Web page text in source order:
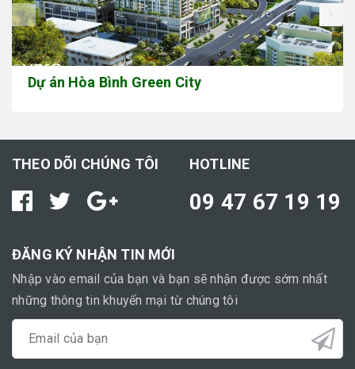
Dự án Hòa Bình Green City
prev
THEO DÕI CHÚNG TÔI HOTLINE
09 47 67 19 19
ĐĂNG KÝ NHẬN TIN MỚI
Nhập vào email của bạn và bạn sẽ nhận được sớm nhất
những thông tin khuyến mại từ chúng tôi